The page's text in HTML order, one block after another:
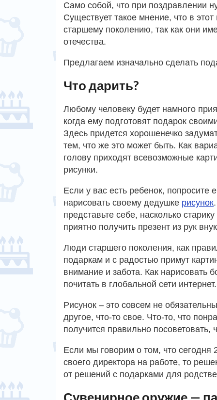
Само собой, что при поздравлении
Существует такое мнение, что в
старшему поколению, так как они
отечества.
Предлагаем изначально сделать
Что дарить?
Любому человеку будет намного
когда ему подготовят подарок
Здесь придется хорошенечко
тем, что же это может быть. Как
голову приходят всевозможные
рисунки.
Если у вас есть ребенок, попросите
нарисовать своему дедушке рисунок
представьте себе, насколько старику
приятно получить презент из рук
Люди старшего поколения, как
подаркам и с радостью примут
внимание и забота. Как нарисовать
почитать в глобальной сети интернет.
Рисунок – это совсем не
другое, что-то свое. Что-то, что
получится правильно посоветовать,
Если мы говорим о том, что
своего директора на работе, то
от решений с подарками для